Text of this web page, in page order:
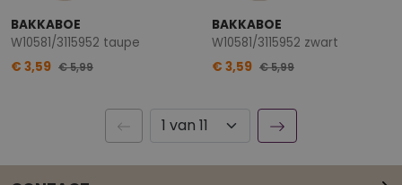
BAKKABOE
W10581/3115952 taupe
€ 3,59 € 5,99
BAKKABOE
W10581/3115952 zwart
€ 3,59 € 5,99